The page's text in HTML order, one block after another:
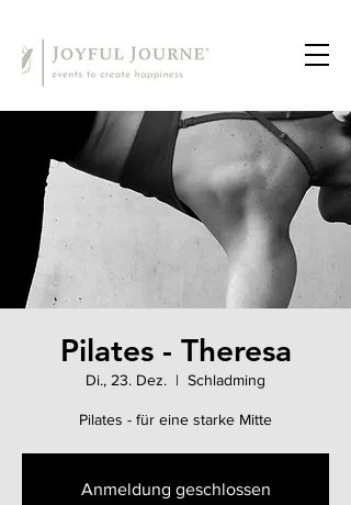
Pilates - Theresa
Di., 23. Dez.
  |
Schladming
Pilates - für eine starke Mitte
Anmeldung geschlossen